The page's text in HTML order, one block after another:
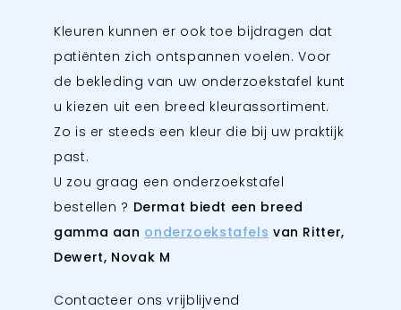
Kleuren kunnen er ook toe bijdragen dat
patiënten zich ontspannen voelen. Voor
de bekleding van uw onderzoekstafel kunt
u kiezen uit een breed kleurassortiment.
Zo is er steeds een kleur die bij uw praktijk
past.
U zou graag een onderzoekstafel
bestellen ? Dermat biedt een breed
gamma aan onderzoekstafels van Ritter,
Dewert, Novak M
Contacteer ons vrijblijvend